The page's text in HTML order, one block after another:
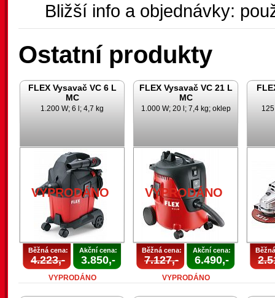
Bližší info a objednávky:
Ostatní produkty
FLEX Vysavač VC 6 L
MC
1.200 W; 6 l; 4,7 kg
VYPRODÁNO
Běžná cena:
4.223,-
Akční cena:
3.850,-
VYPRODÁNO
FLEX Vysavač VC 21 L
MC
1.000 W; 20 l; 7,4 kg; oklep
VYPRODÁNO
Běžná cena:
7.127,-
Akční cena:
6.490,-
VYPRODÁNO